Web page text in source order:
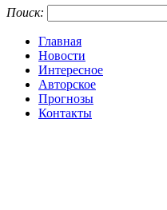
Поиск:
Главная
Новости
Интересное
Авторское
Прогнозы
Контакты